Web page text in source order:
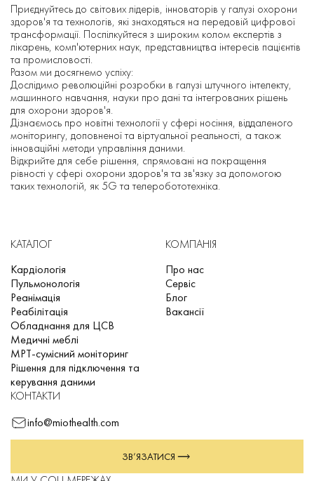
Приєднуйтесь до світових лідерів, інноваторів у галузі охорони
здоров'я та технологів, які знаходяться на передовій цифрової
трансформації. Поспілкуйтеся з широким колом експертів з
лікарень, комп'ютерних наук, представництва інтересів пацієнтів
та промисловості.
Разом ми досягнемо успіху:
Дослідимо революційні розробки в галузі штучного інтелекту,
машинного навчання, науки про дані та інтегрованих рішень
для охорони здоров'я.
Дізнаємось про новітні технології у сфері носіння, віддаленого
моніторингу, доповненої та віртуальної реальності, а також
інноваційні методи управління даними.
Відкрийте для себе рішення, спрямовані на покращення
рівності у сфері охорони здоров'я та зв'язку за допомогою
таких технологій, як 5G та телеробототехніка.
КАТАЛОГ
Кардіологія
Пульмонологія
Реанімація
Реабілітація
Обладнання для ЦСВ
Медичні меблі
МРТ-сумісний моніторинг
Рішення для підключення та
керування даними
КОМПАНІЯ
Про нас
Сервіс
Блог
Вакансії
КОНТАКТИ
info@miothealth.com
ЗВ’ЯЗАТИСЯ